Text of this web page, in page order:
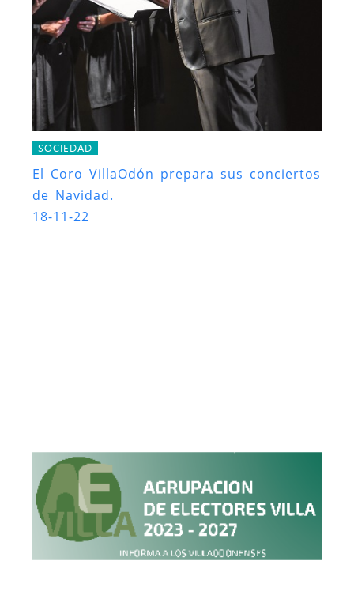
SOCIEDAD
El Coro VillaOdón prepara sus conciertos
de Navidad.
18-11-22